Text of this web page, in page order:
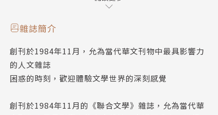
跡、音樂人著迷的海濱、巍然不動的佛寺群，透過作家
間。
湯琮詰（タン）／專輯攝影
文學 悲傷與滅亡的鎌倉之美──川端康成的生命終站
影劇 緩慢而溫柔：看照了那些受傷的人們
紀遊 吳佳駿／紅眼／栩栩／Dato／劉梓潔
文學 小動岬心中事件的虛實皮膜──太宰治與鎌倉
選書 一邊讀書，一邊鎌倉
聯文選書
雜誌簡介
創刊於1984年11月，允為當代華文刊物中最具影響力
的人文雜誌
困惑的時刻，歡迎體驗文學世界的深刻感覺
創刊於1984年11月的《聯合文學》雜誌，允為當代華